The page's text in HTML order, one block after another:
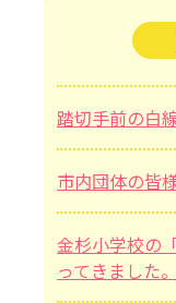
踏切手前の白
市内団体の皆
金杉小学校の
ってきました。